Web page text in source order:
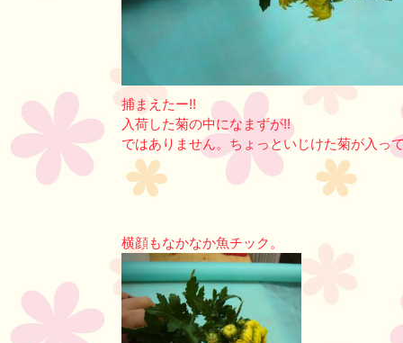
捕まえたー!!
入荷した菊の中になまずが!!
ではありません。ちょっといじけた菊が入っ
横顔もなかなか魚チック。